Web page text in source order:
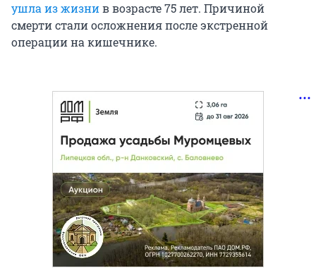
ушла из жизнив возрасте 75 лет. Причиной
смерти стали осложнения после экстренной
операции на кишечнике.